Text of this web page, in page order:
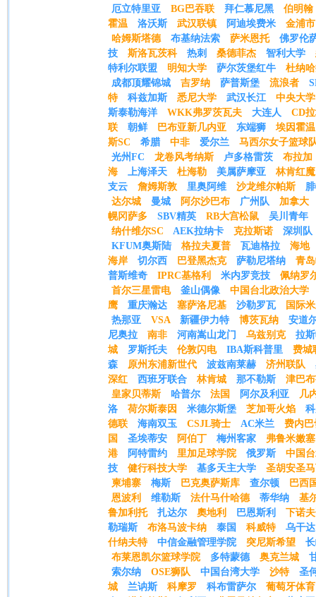
厄立特里亚
BG巴吞联 拜仁慕尼黑
伯明翰
霍温
洛沃斯 武汉联镇 阿迪埃费米
金浦
哈姆斯塔德
布基纳法索 萨米恩托
佛罗伦
技
斯洛瓦茨科 热刺 桑德菲杰 智利大学
特利尔联盟
明知大学 萨尔茨堡红牛
杜纳
成都顶耀锦城
吉罗纳 萨普斯堡 流浪者
特
科兹加斯 悉尼大学 武汉长江
中央大学
斯泰勒海洋
WKK弗罗茨瓦夫 大连人
CD
联
朝鲜 巴布亚新几内亚 东端狮
埃因霍温
斯SC
希腊 中非 爱尔兰
马西尔女子篮球
光州FC
龙卷风考纳斯 卢多格雷茨
布拉加
海
上海泽天 杜海勒 美属萨摩亚
林肯红魔
支云
詹姆斯敦 里奥阿维 沙龙维尔帕斯
达尔城
曼城 阿尔沙巴布 广州队
加拿大
幌冈萨多
SBV精英 RB大宫松鼠
吴川青年
纳什维尔SC
AEK拉纳卡 克拉斯诺
深圳队
KFUM奥斯陆
格拉夫夏普 瓦迪格拉
海地
海岸
切尔西 巴登黑杰克 萨勒尼塔纳
青
普斯维奇
IPRC基格利 米内罗竞技
佩纳罗
首尔三星雷电
釜山偶像
中国台北政治大学
鹰
重庆瀚达 塞萨洛尼基 沙勒罗瓦
国际
热那亚
VSA 新疆伊力特 博茨瓦纳
安道
尼奥拉
南非 河南嵩山龙门 乌兹别克
拉
城
罗斯托夫 伦敦闪电 IBA斯科普里
费城
森
原州东浦新世代 波兹南莱赫 济州联队
深红
西班牙联合 林肯城 那不勒斯
津巴
皇家贝蒂斯
哈普尔 法国 阿尔及利亚
几
洛
荷尔斯泰因 米德尔斯堡 芝加哥火焰
德联
海南双玉 CSJL骑士 AC米兰
费内巴
国
圣埃蒂安 阿伯丁 梅州客家
弗鲁米嫩塞
港
阿特雷约 里加足球学院 俄罗斯
中国
技
健行科技大学 基多天主大学
圣胡安圣
柬埔寨
梅斯 巴克奥萨斯库 查尔顿
巴西
恩波利
维勒斯 法什马什哈德 蒂华纳
基
鲁加利托
扎达尔 奧地利 巴恩斯利
下诺
勒瑞斯
布洛马波卡纳 泰国 科威特
乌干达
什纳夫特
中信金融管理学院 突尼斯希望
布莱恩凯尔篮球学院
多特蒙德 奥克兰城
索尔纳
OSE狮队 中国台湾大学 沙特
圣
城
兰讷斯 科摩罗 科布雷萨尔
葡萄牙体育